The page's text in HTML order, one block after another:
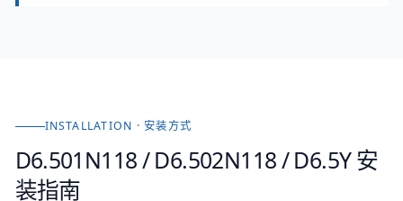
INSTALLATION · 安装方式
D6.501N118 / D6.502N118 / D6.5Y安
装指南